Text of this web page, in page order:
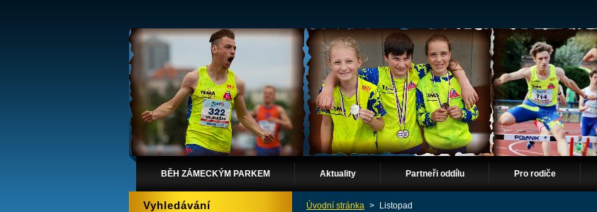
BĚH ZÁMECKÝM PARKEM Aktuality Partneři oddílu Pro rodiče
Úvodní stránka > Listopad
Vyhledávání